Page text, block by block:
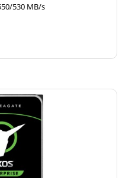
530 MB/s